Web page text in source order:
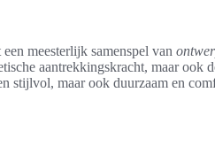
meesterlijk samenspel van
aantrekkingskracht, maar ook
stijlvol, maar ook duurzaam en